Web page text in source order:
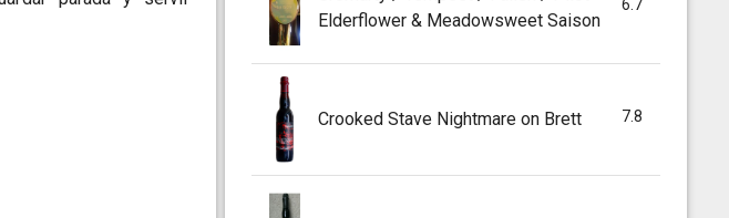
Elderflower & Meadowsweet Saison
6.7
Crooked Stave Nightmare on Brett 7.8